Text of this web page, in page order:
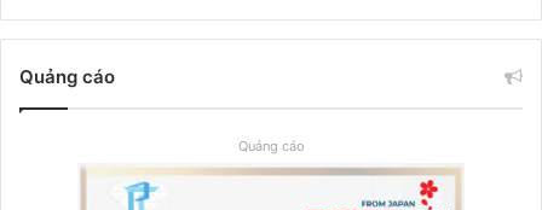
Quảng cáo
Quảng cáo